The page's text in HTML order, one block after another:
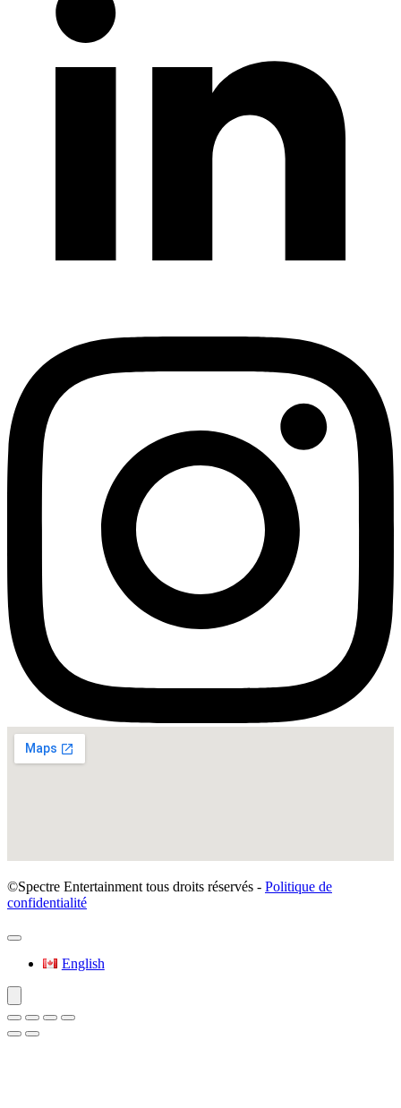
©Spectre Entertainment tous droits réservés - Politique de
confidentialité
English